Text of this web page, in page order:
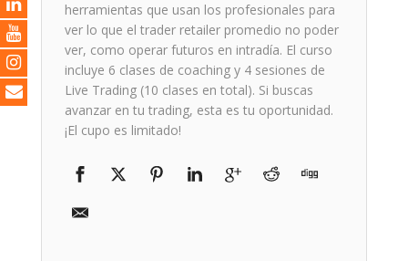
herramientas que usan los profesionales para
ver lo que el trader retailer promedio no poder
ver, como operar futuros en intradía. El curso
incluye 6 clases de coaching y 4 sesiones de
Live Trading (10 clases en total). Si buscas
avanzar en tu trading, esta es tu oportunidad.
¡El cupo es limitado!